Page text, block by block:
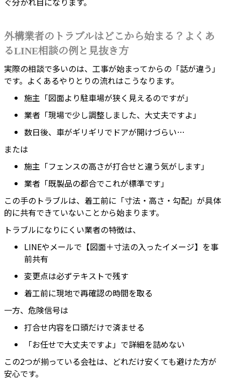
外構業者のトラブルはどこから始まる？よくあ
るLINE相談の例と見抜き方
実際の相談で多いのは、工事が始まってからの「話が違う」
です。よくあるやりとりの流れはこうなります。
施主「図面より駐車場が狭く見えるのですが」
業者「現場で少し調整しました、大丈夫ですよ」
数日後、車がギリギリでドアが開けづらい…
または
施主「フェンスの高さが打合せと違う気がします」
業者「既製品の都合でこれが標準です」
この手のトラブルは、着工前に「寸法・高さ・勾配」が具体
的に共有できていないことから始まります。
トラブルになりにくい業者の特徴は、
LINEやメールで【図面＋寸法の入ったイメージ】を事
前共有
変更点は必ずテキストで残す
着工前に現地で再確認の時間を取る
一方、危険信号は
打合せ内容を口頭だけで済ませる
「お任せで大丈夫ですよ」で詳細を詰めない
この2つが揃っている会社は、どれだけ安くても避けた方が
安心です。